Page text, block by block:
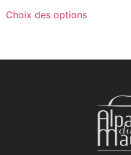
Choix des options